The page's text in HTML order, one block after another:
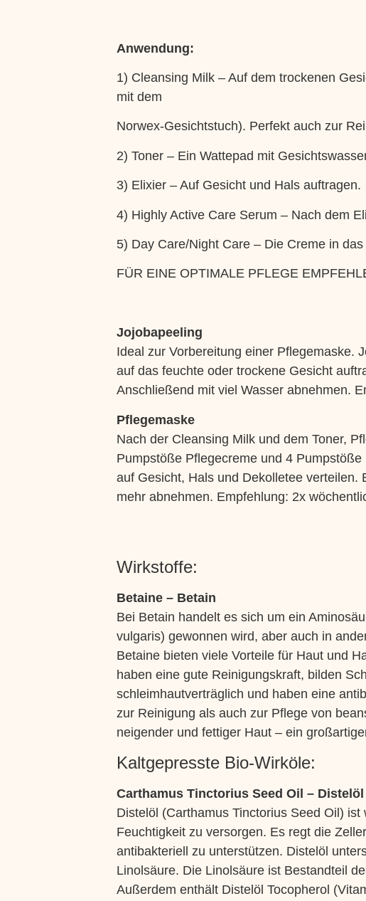
Anwendung:
1) Cleansing Milk – Auf dem trockenen
mit dem
Norwex-Gesichtstuch). Perfekt auch zur
2) Toner – Ein Wattepad mit
3) Elixier – Auf Gesicht und Hals auftragen.
4) Highly Active Care Serum – Nach dem
5) Day Care/Night Care – Die Creme in
FÜR EINE OPTIMALE PFLEGE
Jojobapeeling
Ideal zur Vorbereitung einer Pflegemaske.
auf das feuchte oder trockene Gesicht
Anschließend mit viel Wasser abnehmen.
Pflegemaske
Nach der Cleansing Milk und dem Toner,
Pumpstöße Pflegecreme und 4
auf Gesicht, Hals und Dekolletee
mehr abnehmen. Empfehlung: 2x
Wirkstoffe:
Betaine – Betain
Bei Betain handelt es sich um ein
vulgaris) gewonnen wird, aber auch in
Betaine bieten viele Vorteile für Haut und
haben eine gute Reinigungskraft, bilden
schleimhautverträglich und haben eine
zur Reinigung als auch zur Pflege von
neigender und fettiger Haut – ein
Kaltgepresste Bio-Wirköle:
Carthamus Tinctorius Seed Oil – Distelöl
Distelöl (Carthamus Tinctorius Seed Oil)
Feuchtigkeit zu versorgen. Es regt die
antibakteriell zu unterstützen. Distelöl
Linolsäure. Die Linolsäure ist Bestandteil
Außerdem enthält Distelöl Tocopherol